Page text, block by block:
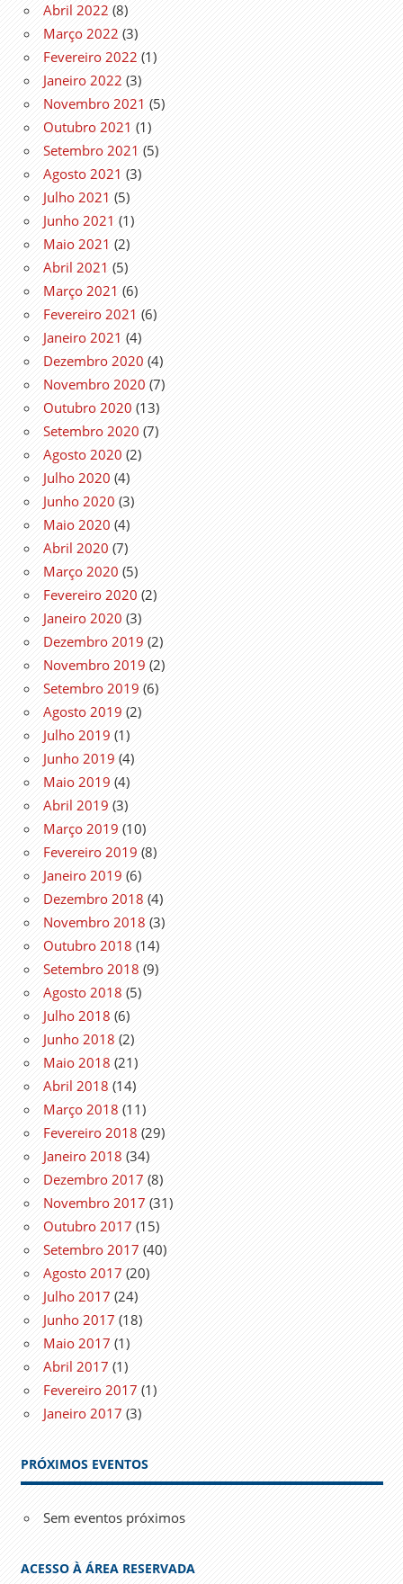
Abril 2022 (8)
Março 2022 (3)
Fevereiro 2022 (1)
Janeiro 2022 (3)
Novembro 2021 (5)
Outubro 2021 (1)
Setembro 2021 (5)
Agosto 2021 (3)
Julho 2021 (5)
Junho 2021 (1)
Maio 2021 (2)
Abril 2021 (5)
Março 2021 (6)
Fevereiro 2021 (6)
Janeiro 2021 (4)
Dezembro 2020 (4)
Novembro 2020 (7)
Outubro 2020 (13)
Setembro 2020 (7)
Agosto 2020 (2)
Julho 2020 (4)
Junho 2020 (3)
Maio 2020 (4)
Abril 2020 (7)
Março 2020 (5)
Fevereiro 2020 (2)
Janeiro 2020 (3)
Dezembro 2019 (2)
Novembro 2019 (2)
Setembro 2019 (6)
Agosto 2019 (2)
Julho 2019 (1)
Junho 2019 (4)
Maio 2019 (4)
Abril 2019 (3)
Março 2019 (10)
Fevereiro 2019 (8)
Janeiro 2019 (6)
Dezembro 2018 (4)
Novembro 2018 (3)
Outubro 2018 (14)
Setembro 2018 (9)
Agosto 2018 (5)
Julho 2018 (6)
Junho 2018 (2)
Maio 2018 (21)
Abril 2018 (14)
Março 2018 (11)
Fevereiro 2018 (29)
Janeiro 2018 (34)
Dezembro 2017 (8)
Novembro 2017 (31)
Outubro 2017 (15)
Setembro 2017 (40)
Agosto 2017 (20)
Julho 2017 (24)
Junho 2017 (18)
Maio 2017 (1)
Abril 2017 (1)
Fevereiro 2017 (1)
Janeiro 2017 (3)
PRÓXIMOS EVENTOS
Sem eventos próximos
ACESSO À ÁREA RESERVADA